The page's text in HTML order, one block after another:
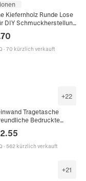
Kiefernholz Runde Lose
DIY Schmuckherstellung
Unvollendete Holz
Perlen
Kunstbedarf
· 70 kürzlich verkauft
+22
Tragetasche
Bedruckte
Für Schule Frauen
Ästhetisch Boho Weiß
2.55
· 562 kürzlich verkauft
+21